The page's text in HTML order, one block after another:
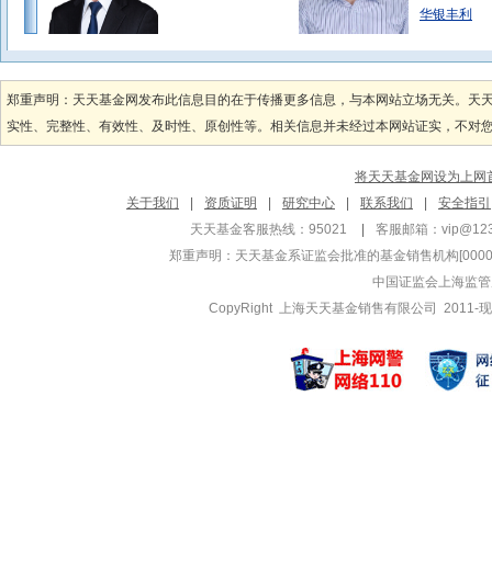
华银丰利
庞文杰
管理基金
华银健康生活主题
华银产业升级
禹世亮
管理基金
华银外延增
华银优选成
郑重声明：天天基金网发布此信息目的在于传播更多信息，与本网站立场无关。
实性、完整性、有效性、及时性、原创性等。相关信息并未经过本网站证实，不
将天天基金网设为上网
关于我们
资质证明 研究中心 联系我们
安全指引
天天基金客服热线：95021
客服邮箱：
郑重声明： 天天基金系证监会批准的基金销售机构
中国证监会上海监
CopyRight 上海天天基金销售有限公司 2011-